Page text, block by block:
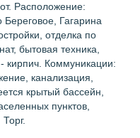
Расположение:
Гагарина
отделка по
бытовая техника,
кирпич. Коммуникации:
канализация,
крытый бассейн,
пунктов,